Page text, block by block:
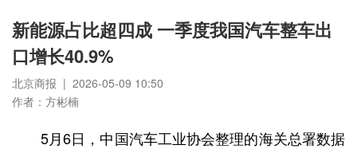
新能源占比超四成 一季度我国汽车整车出
口增长40.9%
北京商报 | 2026-05-09 10:50
作者：方彬楠
5月6日，中国汽车工业协会整理的海关总署数据